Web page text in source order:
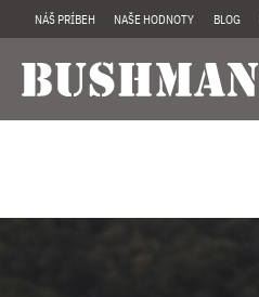
NÁŠ PRÍBEH NAŠE HODNOTY BLOG